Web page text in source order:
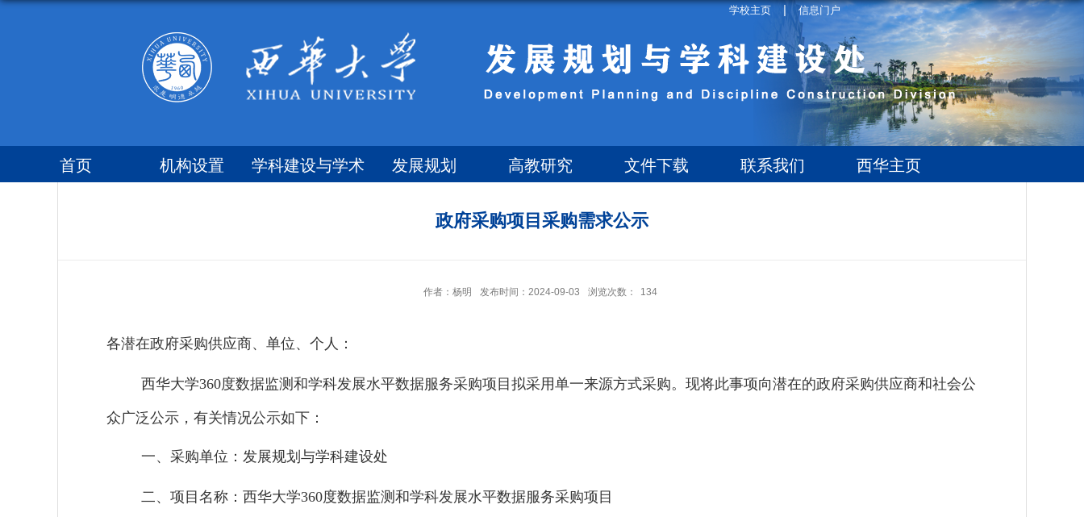
学校主页 | 信息门户
首页 机构设置 学科建设与学术 发展规划 高教研究 文件下载 联系我们 西华主页
政府采购项目采购需求公示
作者：杨明 发布时间：2024-09-03 浏览次数： 134
各潜在政府采购供应商、单位、个人：
西华大学360度数据监测和学科发展水平数据服务采购项目拟采用单一来源方式采购。现将此事项向潜在的政府采购供应商和社会公
众广泛公示，有关情况公示如下：
一、采购单位：发展规划与学科建设处
二、项目名称：西华大学360度数据监测和学科发展水平数据服务采购项目